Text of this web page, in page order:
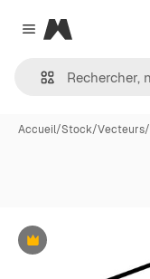
Close menu
Magnific
Accueil/Stock/Vecteurs/
Premium